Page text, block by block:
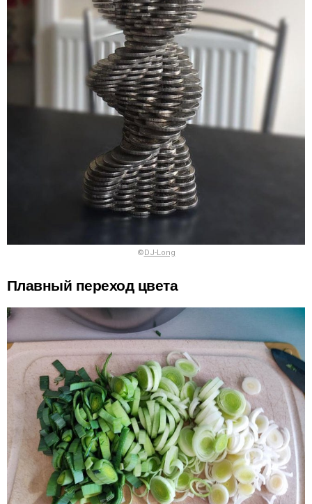
© DJ-Long
Плавный переход цвета